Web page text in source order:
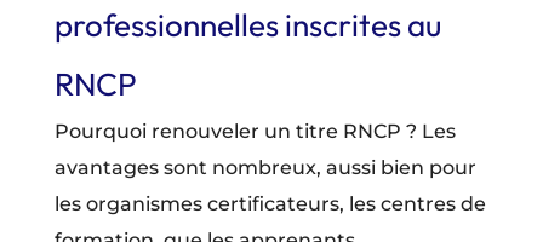
professionnelles inscrites au
RNCP
Pourquoi renouveler un titre RNCP ? Les
avantages sont nombreux, aussi bien pour
les organismes certificateurs, les centres de